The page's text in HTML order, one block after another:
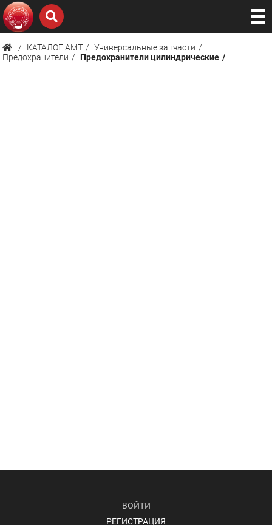
КАТАЛОГ AMТ
Универсальные запчасти
Предохранители
Предохранители цилиндрические
ВОЙТИ
РЕГИСТРАЦИЯ